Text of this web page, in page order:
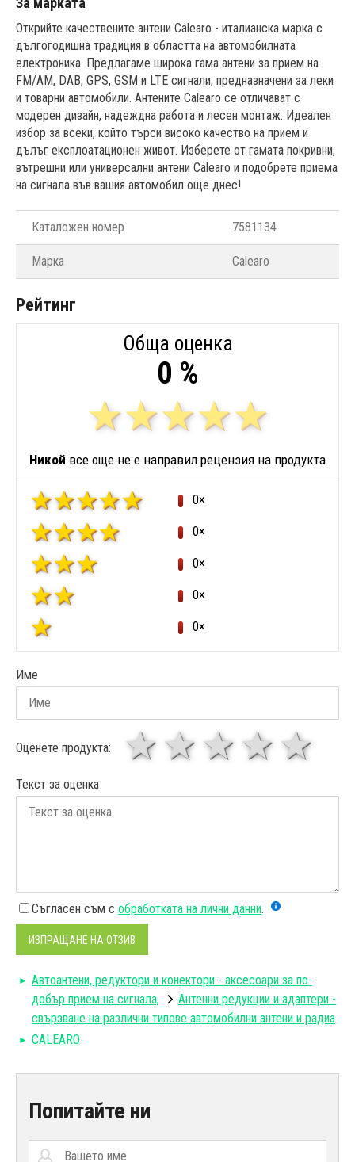
Открийте качествените антени Calearo - италианска марка с
дългогодишна традиция в областта на автомобилната
електроника. Предлагаме широка гама антени за прием на
FM/AM, DAB, GPS, GSM и LTE сигнали, предназначени за леки
и товарни автомобили. Антените Calearo се отличават с
модерен дизайн, надеждна работа и лесен монтаж. Идеален
избор за всеки, който търси високо качество на прием и
дълъг експлоатационен живот. Изберете от гамата покривни,
вътрешни или универсални антени Calearo и подобрете приема
на сигнала във вашия автомобил още днес!
Каталожен номер 7581134
Марка Calearo
Рейтинг
Обща оценка
0 %
Никой все още не е направил рецензия на продукта
0×
0×
0×
0×
0×
Име
Оценете продукта: 4
3
звезди
1 звезда
Текст за оценка
Съгласен съм с обработката на лични данни.
ИЗПРАЩАНЕ НА ОТЗИВ
Автоантени, редуктори и конектори - аксесоари за по-
добър прием на сигнала,
Антенни редукции и адаптери -
свързване на различни типове автомобилни антени и радиа
CALEARO
Попитайте ни